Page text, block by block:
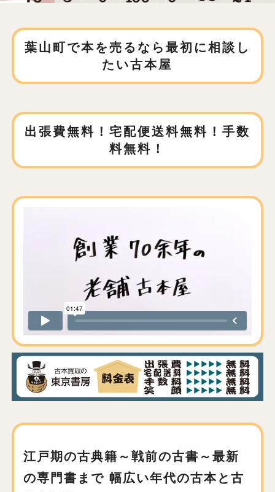
葉山町で本を売るなら 最初に相談し
たい古本屋
出張費無料！宅配便送料無料！手数
料無料！
江戸期の古典籍～戦前の古書～最新
の専門書まで 幅広い年代の古本と古